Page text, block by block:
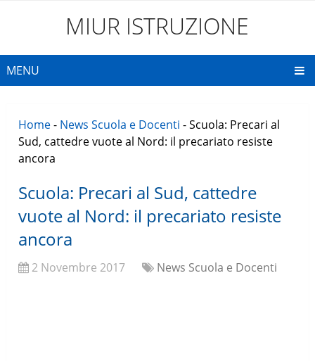
MIUR ISTRUZIONE
MENU
Home- News Scuola e Docenti -Scuola: Precari al
Sud, cattedre vuote al Nord: il precariato resiste
ancora
Scuola: Precari al Sud, cattedre
vuote al Nord: il precariato resiste
ancora
2 Novembre 2017 News Scuola e Docenti